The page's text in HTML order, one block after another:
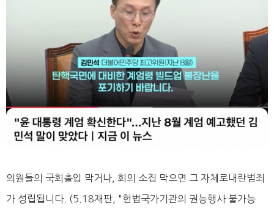
의원들의 국회출입 막거나, 회의 소집 막으면 그 자체로내란범죄
가 성립됩니다. (5.18재판, "헌법국가기관의 권능행사 불가능